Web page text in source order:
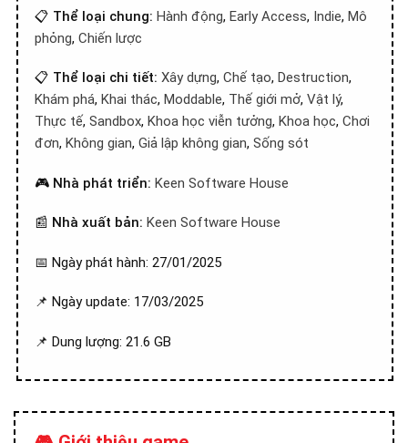
📋 Thể loại chung: Hành động, Early Access, Indie, Mô
phỏng, Chiến lược
📋 Thể loại chi tiết: Xây dựng, Chế tạo, Destruction,
Khám phá, Khai thác, Moddable, Thế giới mở, Vật lý,
Thực tế, Sandbox, Khoa học viễn tưởng, Khoa học, Chơi
đơn, Không gian, Giả lập không gian, Sống sót
🎮 Nhà phát triển: Keen Software House
📰 Nhà xuất bản: Keen Software House
📅 Ngày phát hành: 27/01/2025
📌 Ngày update: 17/03/2025
📌 Dung lượng: 21.6 GB